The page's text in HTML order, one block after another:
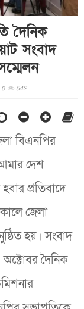
দৈনিক
সংবাদ
0 542
বিএনপির
দেশ
প্রতিবাদে
জেলা
হয়। সংবাদ
দৈনিক